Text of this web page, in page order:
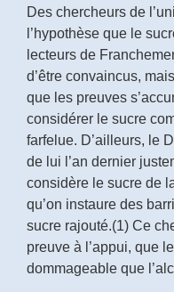
Des chercheurs de
l’hypothèse que le
lecteurs de
d’être convaincus,
que les preuves
considérer le sucre
farfelue. D’ailleurs, le
de lui l’an dernier
considère le sucre de
qu’on instaure des
sucre rajouté.(1) Ce
preuve à l’appui, que
dommageable que
temps
Je
!